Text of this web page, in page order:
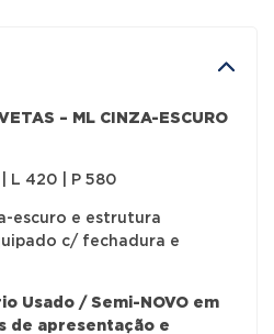
– ML CINZA-ESCURO
L 420 | P 580
escuro e estrutura
c/ fechadura e
Usado / Semi-NOVO em
de apresentação e